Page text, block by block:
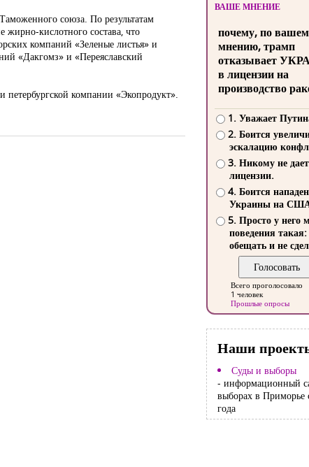
союза. По результатам
кислотного состава, что
компаний «Зеленые листья» и
«Дакгомз» и «Переяславский
петербургской компании «Экопродукт».
ВАШЕ МНЕНИЕ
почему, по
мнению, трамп
отказывает
в лицензии на
производство
1. Уважает
2. Боится
эскалацию
3. Никому не
лицензии.
4. Боится
Украины на
5. Просто у него
поведения такая:
обещать и не
Всего проголосовало
1 человек
Прошлые опросы
Наши
Суды и выборы
- информационный
выборах в Приморье
года